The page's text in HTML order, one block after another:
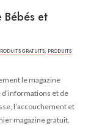
Bébés et
GRATUITS, PRODUITS
le magazine
et de
l’accouchement et
magazine gratuit,